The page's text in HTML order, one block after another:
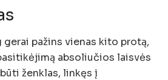
pažins vienas kito protą,
absoliučios laisvės
ženklas, linkęs į